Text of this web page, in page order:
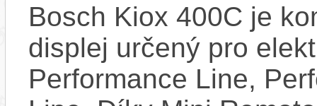
Bosch Kiox 400C je
displej určený pro
Performance Line,